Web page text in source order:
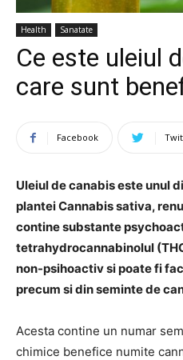
Health Sanatate
Ce este uleiul
care sunt
Facebook
Uleiul de canabis este unul
plantei Cannabis sativa,
contine substante
tetrahydrocannabinolul
non-psihoactiv si poate fi
precum si din seminte de
Acesta contine un numar
chimice benefice numite